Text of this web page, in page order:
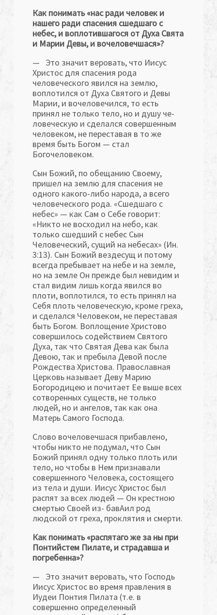
Как понимать «нас ради человек и
нашего ради спа­сения сшедшаго с
небес, и воплотившагося от Духа Свята
и Марии Девы, и вочеловечшася»?
— Это значит веровать, что Иисус
Христос для спасения рода
человеческого явился на землю,
воплотился от Духа Святого и Девы
Марии, и вочеловечился, то есть
принял не только тело, но и душу че­
ловеческую и сделался совершенным
человеком, не переставая в то же
время быть Богом — стал
Богочеловеком.
Сын Божий, по обещанию Своему,
пришел на землю для спасения не
одного какого-либо народа, а всего
человеческого рода. «Сшедшаго с
небес» — как Сам о Себе говорит:
«Никто не восходил на небо, как
только сшедший с небес Сын
Человеческий, сущий на небесах» (Ин.
3:13). Сын Божий вездесущ и потому
всегда пребывает на небе и на земле,
но на земле Он прежде был невидим и
стал видим лишь когда явился во
плоти, воплотился, то есть принял на
Себя плоть человече­скую, кроме греха,
и сделался Человеком, не переставая
быть Богом. Воплощение Христово
совершилось содействием Святого
Духа, так что Святая Дева как была
Девою, так и пребыла Девой после
Рождества Христова. Православная
Церковь называет Деву Марию
Богородицею и почитает Ее выше всех
сотворенных существ, не только
людей, но и ангелов, так как она
Матерь Самого Господа.
Слово вочеловечшася прибавлено,
чтобы никто не подумал, что Сын
Божий принял одну только плоть или
тело, но чтобы в Нем признавали
совершенного Человека, состоящего
из тела и души. Иисус Христос был
распят за всех людей — Он крестною
смертью Своей из- бавАил род
людской от греха, проклятия и смерти.
Как понимать «распятаго же за ны при
Понтийстем Пилате, и страдавша и
погребенна»?
— Это значит веровать, что Господь
Иисус Христос во время правления в
Иудеи Понтия Пилата (т.е. в
совершенно определенный